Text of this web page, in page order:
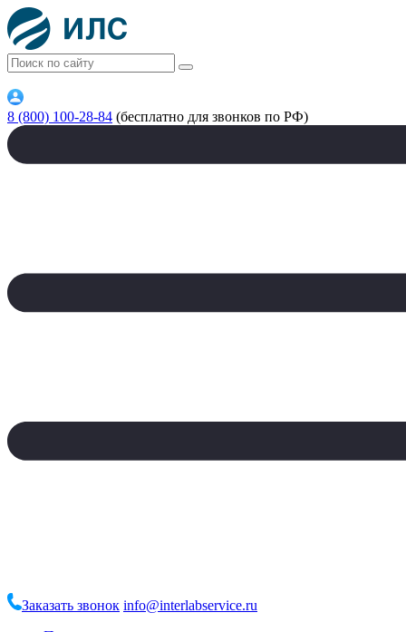
8 (800) 100-28-84 (бесплатно для звонков по РФ)
Заказать звонок info@interlabservice.ru